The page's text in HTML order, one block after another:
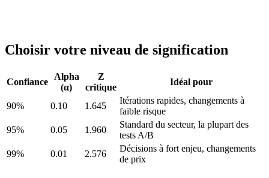
Choisir votre niveau de signification
Confiance
Alpha
(α)
Z
critique
Idéal pour
90% 0.10 1.645
Itérations rapides, changements à
faible risque
95%
0.05 1.960
Standard du secteur, la plupart des
tests A/B
99%
0.01 2.576
Décisions à fort enjeu, changements
de prix